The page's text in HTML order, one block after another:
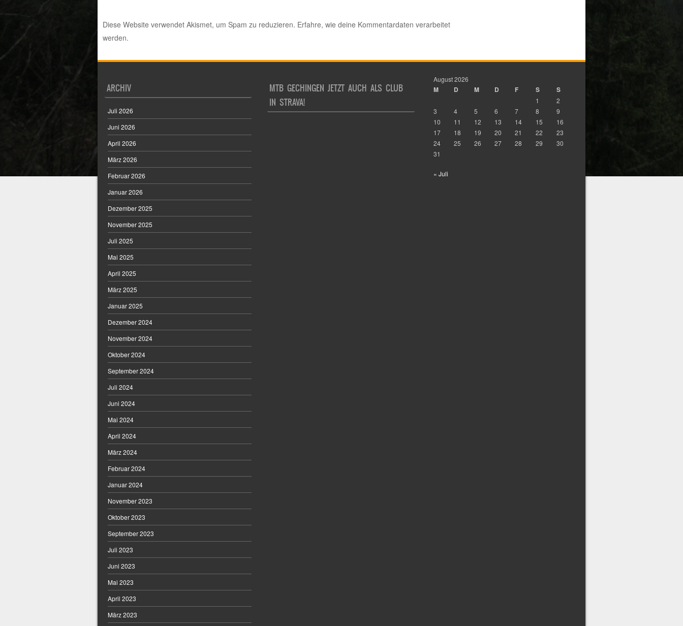
Diese Website verwendet Akismet, um Spam zu reduzieren. Erfahre, wie deine Kommentardaten verarbeitet
werden.
ARCHIV
Juli 2026
Juni 2026
April 2026
März 2026
Februar 2026
Januar 2026
Dezember 2025
November 2025
Juli 2025
Mai 2025
April 2025
März 2025
Januar 2025
Dezember 2024
November 2024
Oktober 2024
September 2024
Juli 2024
Juni 2024
Mai 2024
April 2024
März 2024
Februar 2024
Januar 2024
November 2023
Oktober 2023
September 2023
Juli 2023
Juni 2023
Mai 2023
April 2023
März 2023
MTB GECHINGEN JETZT AUCH ALS CLUB
IN STRAVA!
August 2026
M D M D F S S
1
2
3
4 5 6 7 8
9
10
11 12 13 14 15
16
17
18 19 20 21 22
23
24
25 26 27 28 29
30
31
« Juli